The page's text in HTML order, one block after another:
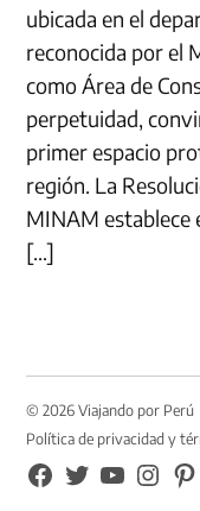
ubicada en el
reconocida por el
como Área de
perpetuidad,
primer espacio
región. La
MINAM establece
[…]
© 2026 Viajando por Perú
Política de privacidad y
FB
TW YouTubeInstagram